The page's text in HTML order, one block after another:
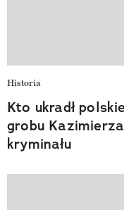
Historia
Kto ukradł
grobu
kryminału